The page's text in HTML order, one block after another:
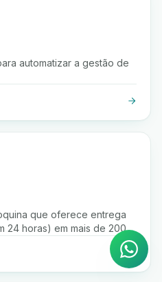
automatizar a gestão de
que oferece entrega
24 horas) em mais de 200
rastreamento de
gestão de pagamento na
WhatsApp